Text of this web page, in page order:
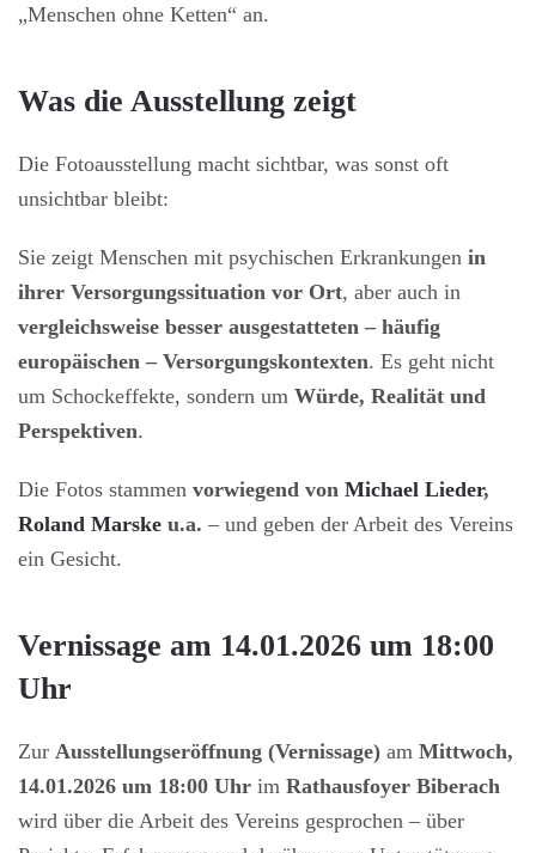
„Menschen ohne Ketten“ an.
Was die Ausstellung zeigt
Die Fotoausstellung macht sichtbar, was sonst oft
unsichtbar bleibt:
Sie zeigt Menschen mit psychischen Erkrankungen in
ihrer Versorgungssituation vor Ort, aber auch in
vergleichsweise besser ausgestatteten – häufig
europäischen – Versorgungskontexten. Es geht nicht
um Schockeffekte, sondern um Würde, Realität und
Perspektiven.
Die Fotos stammen vorwiegend von Michael Lieder,
Roland Marske u.a. – und geben der Arbeit des Vereins
ein Gesicht.
Vernissage am 14.01.2026 um 18:00
Uhr
Zur Ausstellungseröffnung (Vernissage) am Mittwoch,
14.01.2026 um 18:00 Uhr im Rathausfoyer Biberach
wird über die Arbeit des Vereins gesprochen – über